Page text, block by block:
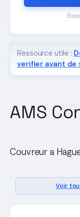
AMS
Couvreur a
Voir
Ressource utile :
verifier avant de